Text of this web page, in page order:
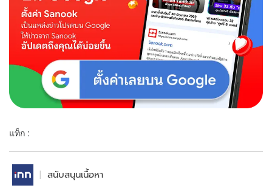
แท็ก :
สนับสนุนเนื้อหา